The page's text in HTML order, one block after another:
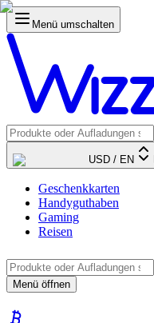
Menü umschalten
USD / EN
Geschenkkarten
Handyguthaben
Gaming
Reisen
Menü öffnen